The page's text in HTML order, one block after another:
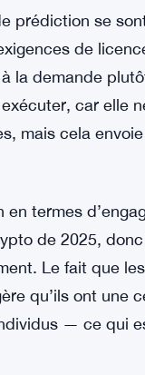
prédiction se
de
la demande
car elle
mais cela